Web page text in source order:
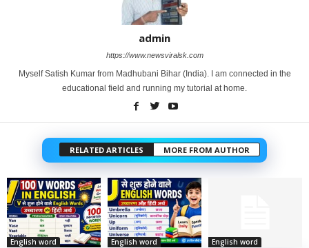
admin
https://www.newsviralsk.com
Myself Satish Kumar from Madhubani Bihar (India). I am connected in the
educational field and running my tutorial at home.
RELATED ARTICLES MORE FROM AUTHOR
English word English word English word